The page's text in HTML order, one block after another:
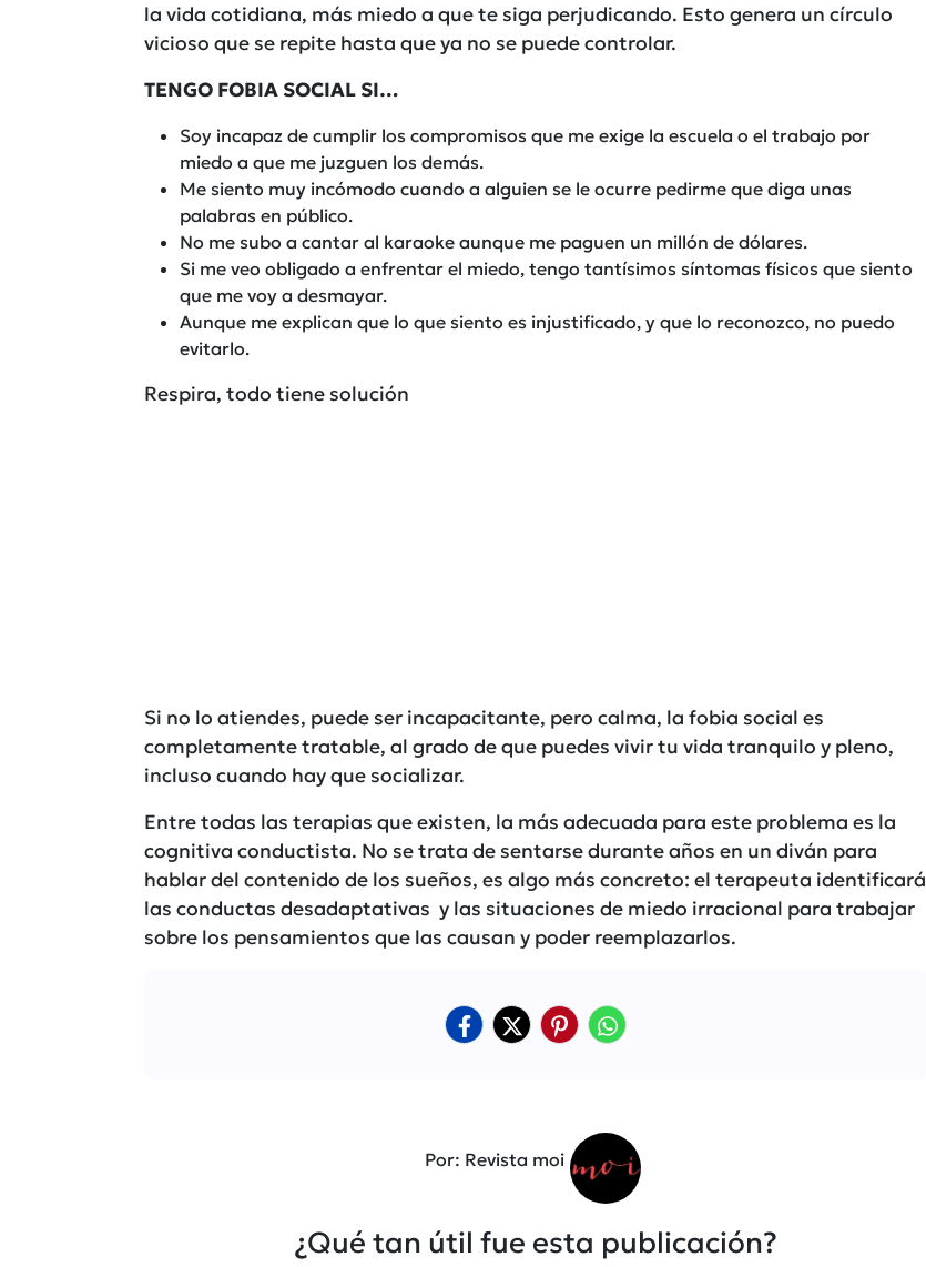
la vida cotidiana, más miedo a que te siga perjudicando. Esto genera un círculo
vicioso que se repite hasta que ya no se puede controlar.
TENGO FOBIA SOCIAL SI…
Soy incapaz de cumplir los compromisos que me exige la escuela o el trabajo por
miedo a que me juzguen los demás.
Me siento muy incómodo cuando a alguien se le ocurre pedirme que diga unas
palabras en público.
No me subo a cantar al karaoke aunque me paguen un millón de dólares.
Si me veo obligado a enfrentar el miedo, tengo tantísimos síntomas físicos que siento
que me voy a desmayar.
Aunque me explican que lo que siento es injustificado, y que lo reconozco, no puedo
evitarlo.
Respira, todo tiene solución
Si no lo atiendes, puede ser incapacitante, pero calma, la fobia social es
completamente tratable, al grado de que puedes vivir tu vida tranquilo y pleno,
incluso cuando hay que socializar.
Entre todas las terapias que existen, la más adecuada para este problema es la
cognitiva conductista. No se trata de sentarse durante años en un diván para
hablar del contenido de los sueños, es algo más concreto: el terapeuta identificará
las conductas desadaptativas y las situaciones de miedo irracional para trabajar
sobre los pensamientos que las causan y poder reemplazarlos.
Por: Revista moi
¿Qué tan útil fue esta publicación?